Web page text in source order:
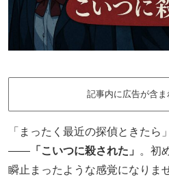
記事内に広告が含ま
「まったく最近の探偵ときたら
―― 「こいつに殺された」
。初
瞬止まったような感覚になりま